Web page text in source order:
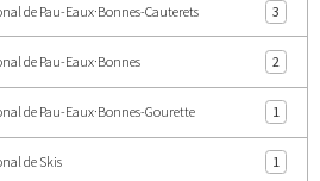
de Pau-Eaux·Bonnes-Cauterets 3
de Pau-Eaux·Bonnes 2
de Pau-Eaux·Bonnes-Gourette 1
de Skis 1